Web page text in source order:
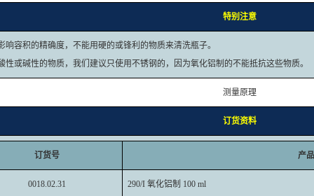
特别注意
响容积的精确度，不能用硬的或锋利的物质来清洗瓶子。
性或碱性的物质，我们建议只使用不锈钢的，因为氧化铝制的不能抵抗这些物质。
测量原理
订货资料
订货号 产
0018.02.31 290/I 氧化铝制 100 ml